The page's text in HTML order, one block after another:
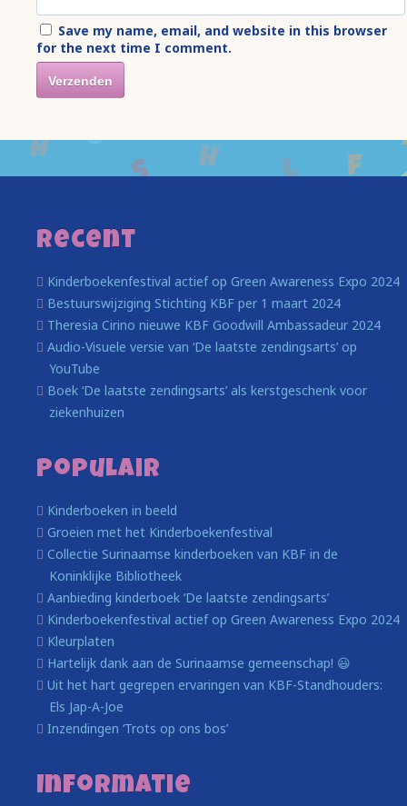
Save my name, email, and website in this browser
for the next time I comment.
Recent
Kinderboekenfestival actief op Green Awareness Expo 2024
Bestuurswijziging Stichting KBF per 1 maart 2024
Theresia Cirino nieuwe KBF Goodwill Ambassadeur 2024
Audio-Visuele versie van ‘De laatste zendingsarts’ op
YouTube
Boek ‘De laatste zendingsarts’ als kerstgeschenk voor
ziekenhuizen
Populair
Kinderboeken in beeld
Groeien met het Kinderboekenfestival
Collectie Surinaamse kinderboeken van KBF in de
Koninklijke Bibliotheek
Aanbieding kinderboek ‘De laatste zendingsarts’
Kinderboekenfestival actief op Green Awareness Expo 2024
Kleurplaten
Hartelijk dank aan de Surinaamse gemeenschap! 😃
Uit het hart gegrepen ervaringen van KBF-Standhouders:
Els Jap-A-Joe
Inzendingen ‘Trots op ons bos’
Informatie